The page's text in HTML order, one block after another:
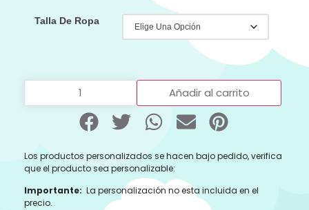
Talla De Ropa
Añadir al carrito
Los productos personalizados se hacen bajo pedido, verifica
que el producto sea personalizable:
Importante: La personalización no esta incluida en el
precio.